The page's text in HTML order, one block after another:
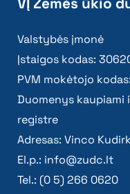
Valstybės įmonė
Įstaigos kodas:
PVM mokėtojo
Duomenys kaupiami
registre
Adresas: Vinco
El.p.: info@zudc.lt
Tel.: (0 5) 266 0620